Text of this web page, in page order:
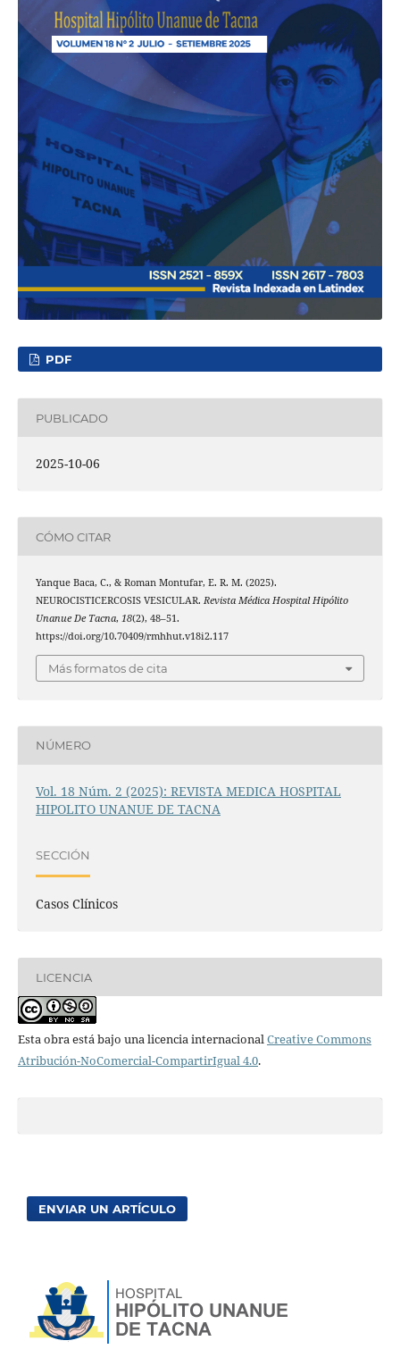
PDF
PUBLICADO
2025-10-06
CÓMO CITAR
Yanque Baca, C., & Roman Montufar, E. R. M. (2025).
NEUROCISTICERCOSIS VESICULAR. Revista Médica Hospital Hipólito
Unanue De Tacna, 18(2), 48–51.
https://doi.org/10.70409/rmhhut.v18i2.117
Más formatos de cita
NÚMERO
Vol. 18 Núm. 2 (2025): REVISTA MEDICA HOSPITAL
HIPOLITO UNANUE DE TACNA
SECCIÓN
Casos Clínicos
LICENCIA
Esta obra está bajo una licencia internacionalCreative Commons
Atribución-NoComercial-CompartirIgual 4.0.
ENVIAR UN ARTÍCULO